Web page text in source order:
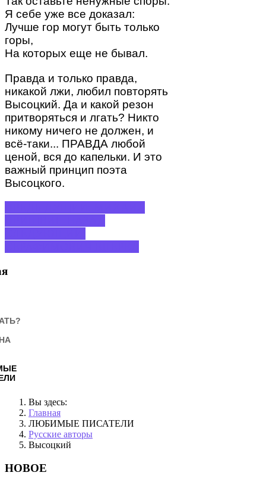
Я себе уже все доказал:
Лучше гор могут быть только
горы,
На которых еще не бывал.
Правда и только правда,
никакой лжи, любил повторять
Высоцкий. Да и какой резон
притворяться и лгать? Никто
никому ничего не должен, и
всё-таки... ПРАВДА любой
ценой, вся до капельки. И это
важный принцип поэта
Высоцкого.
Вы здесь:
Главная
ЛЮБИМЫЕ ПИСАТЕЛИ
Русские авторы
Высоцкий
НОВОЕ